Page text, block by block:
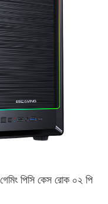
পিসি কেস রোক ০২ পি